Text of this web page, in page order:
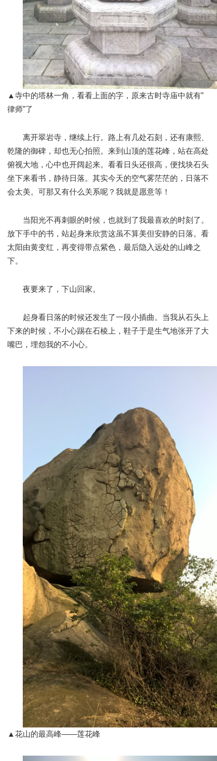
▲寺中的塔林一角，看看上面的字，原来古时寺庙中就有”
律师”了
离开翠岩寺，继续上行。路上有几处石刻，还有康熙、
乾隆的御碑，却也无心拍照。来到山顶的莲花峰，站在高处
俯视大地，心中也开阔起来。看看日头还很高，便找块石头
坐下来看书，静待日落。其实今天的空气雾茫茫的，日落不
会太美。可那又有什么关系呢？我就是愿意等！
当阳光不再刺眼的时候，也就到了我最喜欢的时刻了。
放下手中的书，站起身来欣赏这虽不算美但安静的日落。看
太阳由黄变红，再变得带点紫色，最后隐入远处的山峰之
下。
夜要来了，下山回家。
起身看日落的时候还发生了一段小插曲。当我从石头上
下来的时候，不小心踢在石棱上，鞋子于是生气地张开了大
嘴巴，埋怨我的不小心。
▲花山的最高峰——莲花峰